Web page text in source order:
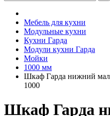
Мебель для кухни
Модульные кухни
Кухни Гарда
Модули кухни Гарда
Мойки
1000 мм
Шкаф Гарда нижний
1000
Шкаф Гарда